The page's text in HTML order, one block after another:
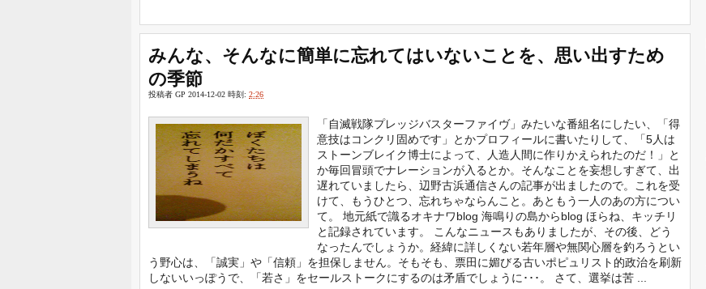
みんな、そんなに簡単に忘れてはいないことを、思い出すため
の季節
投稿者 GP 2014-12-02 時刻: 2:26
「自滅戦隊プレッジバスターファイヴ」みたいな番組名にしたい、「得
意技はコンクリ固めです」とかプロフィールに書いたりして、「5人は
ストーンブレイク博士によって、人造人間に作りかえられたのだ！」と
か毎回冒頭でナレーションが入るとか。そんなことを妄想しすぎて、出
遅れていましたら、辺野古浜通信さんの記事が出ましたので。これを受
けて、もうひとつ、忘れちゃならんこと。あともう一人のあの方につい
て。 地元紙で識るオキナワblog 海鳴りの島からblog ほらね、キッチリ
と記録されています。 こんなニュースもありましたが、その後、どう
なったんでしょうか。経緯に詳しくない若年層や無関心層を釣ろうとい
う野心は、「誠実」や「信頼」を担保しません。そもそも、票田に媚びる古いポピュリスト的政治を刷新
しないいっぽうで、「若さ」をセールストークにするのは矛盾でしょうに･･･。 さて、選挙は苦 ...